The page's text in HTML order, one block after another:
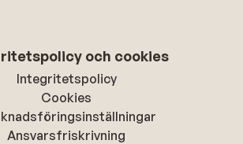
och cookies
Integritetspolicy
Cookies
Ansvarsfriskrivning